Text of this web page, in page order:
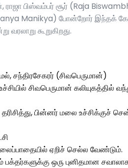
பிஸ்வம்பர் சூர் (Raja
Manikya) போன்றோர் இந்தக்
கூறுகிறது.
சந்திரசேகரர் (சிவபெருமான்)
சிவபெருமான் கலியுகத்தில்
பின்னர் மலை உச்சிக்குச்
ஏறிச் செல்ல வேண்டும்.
ஒரு புனிதமான